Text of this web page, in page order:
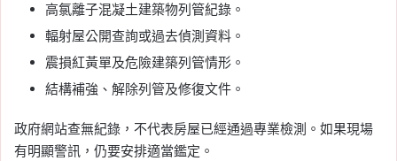
高氯離子混凝土建築物列管紀錄。
輻射屋公開查詢或過去偵測資料。
震損紅黃單及危險建築列管情形。
結構補強、解除列管及修復文件。
政府網站查無紀錄，不代表房屋已經通過專業檢測。如果現場
有明顯警訊，仍要安排適當鑑定。